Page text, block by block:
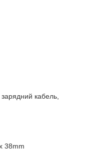
кабель,
38mm